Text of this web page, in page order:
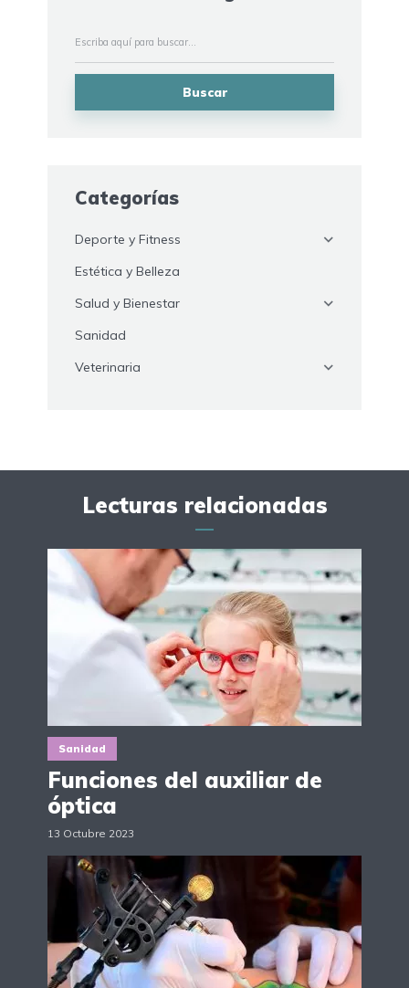
Buscar
Categorías
Deporte y Fitness
Estética y Belleza
Salud y Bienestar
Sanidad
Veterinaria
Lecturas relacionadas
Sanidad
Funciones del auxiliar de
óptica
13 Octubre 2023